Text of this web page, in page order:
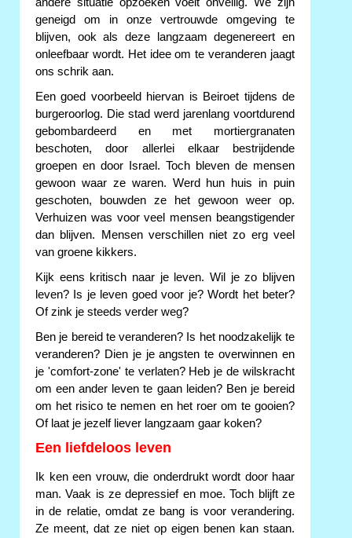
geneigd om in onze vertrouwde omgeving te
blijven, ook als deze langzaam degenereert en
onleefbaar wordt. Het idee om te veranderen jaagt
ons schrik aan.
Een goed voorbeeld hiervan is Beiroet tijdens de
burgeroorlog. Die stad werd jarenlang voortdurend
gebombardeerd en met mortiergranaten
beschoten, door allerlei elkaar bestrijdende
groepen en door Israel. Toch bleven de mensen
gewoon waar ze waren. Werd hun huis in puin
geschoten, bouwden ze het gewoon weer op.
Verhuizen was voor veel mensen beangstigender
dan blijven. Mensen verschillen niet zo erg veel
van groene kikkers.
Kijk eens kritisch naar je leven. Wil je zo blijven
leven? Is je leven goed voor je? Wordt het beter?
Of zink je steeds verder weg?
Ben je bereid te veranderen? Is het noodzakelijk te
veranderen? Dien je je angsten te overwinnen en
je 'comfort-zone' te verlaten? Heb je de wilskracht
om een ander leven te gaan leiden? Ben je bereid
om het risico te nemen en het roer om te gooien?
Of laat je jezelf liever langzaam gaar koken?
Een liefdeloos leven
Ik ken een vrouw, die onderdrukt wordt door haar
man. Vaak is ze depressief en moe. Toch blijft ze
in de relatie, omdat ze bang is voor verandering.
Ze meent, dat ze niet op eigen benen kan staan.